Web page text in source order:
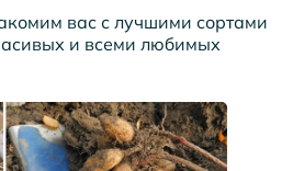
вас с лучшими сортами
и всеми любимых